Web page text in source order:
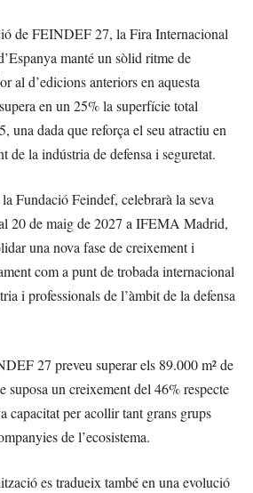
de FEINDEF 27, la Fira Internacional
manté un sòlid ritme de
al d’edicions anteriors en aquesta
en un 25% la superfície total
una dada que reforça el seu atractiu en
de la indústria de defensa i seguretat.
Fundació Feindef, celebrarà la seva
20 de maig de 2027 a IFEMA Madrid,
una nova fase de creixement i
com a punt de trobada internacional
i professionals de l’àmbit de la defensa
27 preveu superar els 89.000 m² de
suposa un creixement del 46% respecte
capacitat per acollir tant grans grups
de l’ecosistema.
es tradueix també en una evolució